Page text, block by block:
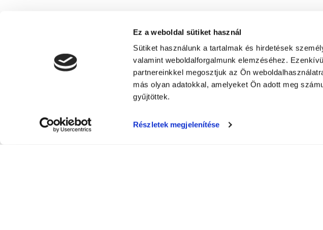
Ez a weboldal sütiket használ
Sütiket használunk a tartalmak és hirdetések
valamint weboldalforgalmunk elemzéséhez.
partnereinkkel megosztjuk az Ön
más olyan adatokkal, amelyeket Ön adott meg
gyűjtöttek.
Részletek megjelenítése